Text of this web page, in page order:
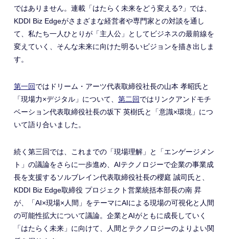
ではありません。連載「はたらく未来をどう変える?」では、
KDDI Biz Edgeがさまざまな経営者や専門家との対談を通し
て、私たち一人ひとりが「主人公」としてビジネスの最前線を
変えていく、そんな未来に向けた明るいビジョンを描き出しま
す。
第一回ではドリーム・アーツ代表取締役社長の山本 孝昭氏と
「現場力×デジタル」について、 第二回ではリンクアンドモチ
ベーション代表取締役社長の坂下 英樹氏と「意識×環境」につ
いて語り合いました。
続く第三回では、これまでの「現場理解」と「エンゲージメン
ト」の議論をさらに一歩進め、AIテクノロジーで企業の事業成
長を支援するソルブレイン代表取締役社長の櫻庭 誠司氏と、
KDDI Biz Edge取締役 プロジェクト営業統括本部⻑の南 昇
が、「AI×現場×人間」をテーマにAIによる現場の可視化と人間
の可能性拡大について議論。企業とAIがともに成長していく
「はたらく未来」に向けて、人間とテクノロジーのよりよい関